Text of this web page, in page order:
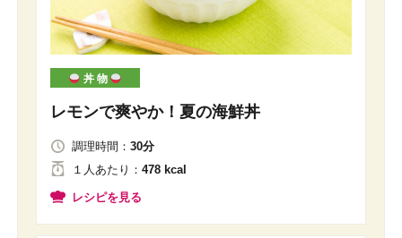
丼 物
レモンで爽やか！夏の海鮮丼
調理時間： 30分
１人 あたり ： 478 kcal
レシピを見る